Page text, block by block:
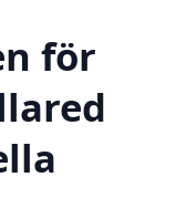
för